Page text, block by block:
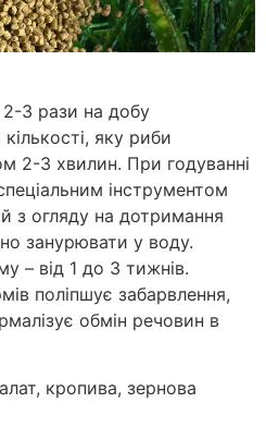
2-3 рази на добу
яку риби
2-3 хвилин. При годуванні
інструментом
з огляду на дотримання
занурювати у воду.
– від 1 до 3 тижнів.
поліпшує забарвлення,
обмін речовин в
кропива, зернова